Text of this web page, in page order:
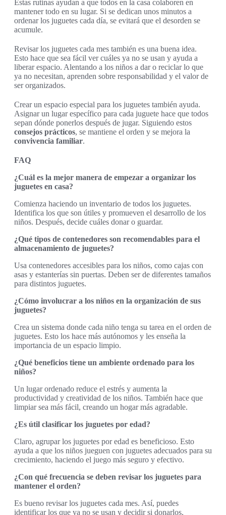
Estas rutinas ayudan a que todos en la casa colaboren en
mantener todo en su lugar. Si se dedican unos minutos a
ordenar los juguetes cada día, se evitará que el desorden se
acumule.
Revisar los juguetes cada mes también es una buena idea.
Esto hace que sea fácil ver cuáles ya no se usan y ayuda a
liberar espacio. Alentando a los niños a dar o reciclar lo que
ya no necesitan, aprenden sobre responsabilidad y el valor de
ser organizados.
Crear un espacio especial para los juguetes también ayuda.
Asignar un lugar específico para cada juguete hace que todos
sepan dónde ponerlos después de jugar. Siguiendo estos
consejos prácticos, se mantiene el orden y se mejora la
convivencia familiar.
FAQ
¿Cuál es la mejor manera de empezar a organizar los
juguetes en casa?
Comienza haciendo un inventario de todos los juguetes.
Identifica los que son útiles y promueven el desarrollo de los
niños. Después, decide cuáles donar o guardar.
¿Qué tipos de contenedores son recomendables para el
almacenamiento de juguetes?
Usa contenedores accesibles para los niños, como cajas con
asas y estanterías sin puertas. Deben ser de diferentes tamaños
para distintos juguetes.
¿Cómo involucrar a los niños en la organización de sus
juguetes?
Crea un sistema donde cada niño tenga su tarea en el orden de
juguetes. Esto los hace más autónomos y les enseña la
importancia de un espacio limpio.
¿Qué beneficios tiene un ambiente ordenado para los
niños?
Un lugar ordenado reduce el estrés y aumenta la
productividad y creatividad de los niños. También hace que
limpiar sea más fácil, creando un hogar más agradable.
¿Es útil clasificar los juguetes por edad?
Claro, agrupar los juguetes por edad es beneficioso. Esto
ayuda a que los niños jueguen con juguetes adecuados para su
crecimiento, haciendo el juego más seguro y efectivo.
¿Con qué frecuencia se deben revisar los juguetes para
mantener el orden?
Es bueno revisar los juguetes cada mes. Así, puedes
identificar los que ya no se usan y decidir si donarlos,